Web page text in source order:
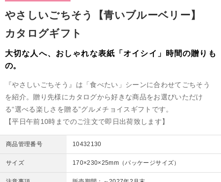
やさしいごちそう【青いブルーベリー】
カタログギフト
大切な人へ、おしゃれな表紙「オイシイ」時間の贈りも
の。
『やさしいごちそう』は「食べたい」シーンに合わせてごちそう
を紹介。贈り先様にカタログから好きな商品をお選びいただけ
る“選べる楽しさを贈る”グルメチョイスギフトです。
【平日午前10時までのご注文で即日出荷致します】
商品管理番号 10432130
サイズ 170×230×25mm（パッケージサイズ）